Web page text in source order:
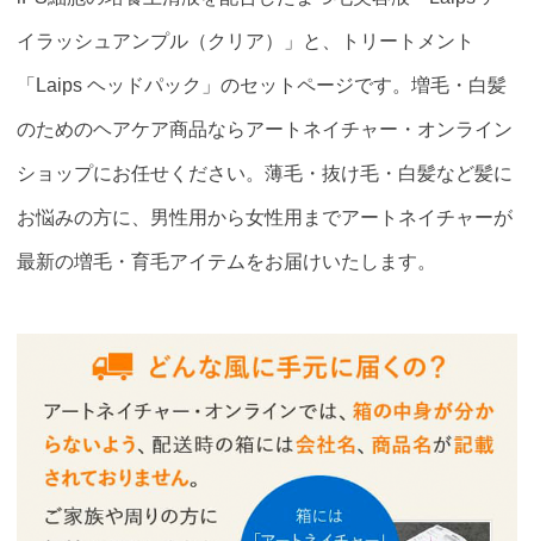
イラッシュアンプル（クリア）」と、トリートメント
「Laips ヘッドパック」のセットページです。増毛・白髪
のためのヘアケア商品ならアートネイチャー・オンライン
ショップにお任せください。薄毛・抜け毛・白髪など髪に
お悩みの方に、男性用から女性用までアートネイチャーが
最新の増毛・育毛アイテムをお届けいたします。